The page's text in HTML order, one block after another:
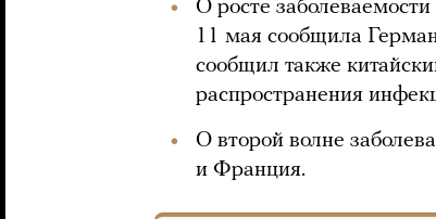
О росте
11 мая сообщила
сообщил также
распространения
О второй волне
и Франция.